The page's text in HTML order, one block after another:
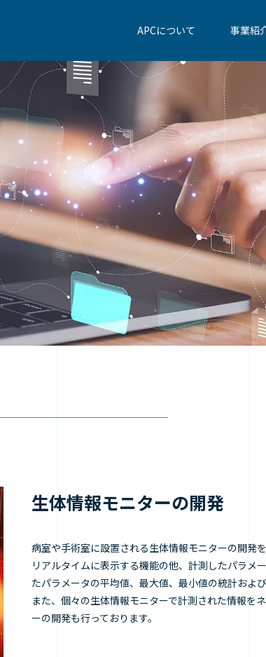
APCについて 事業紹
生体情報モニターの開発
病室や手術室に設置される生体情報モニターの開発
リアルタイムに表示する機能の他、計測したパラメ
たパラメータの平均値、最大値、最小値の統計およ
また、個々の生体情報モニターで計測された情報を
ーの開発も行っております。